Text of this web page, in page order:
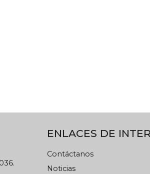
ENLACES DE
Contáctanos
Noticias